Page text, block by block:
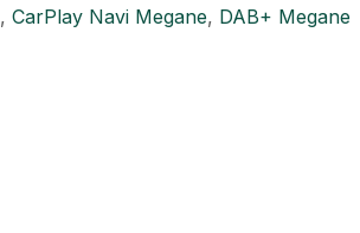
, CarPlay Navi Megane, DAB+ Megane